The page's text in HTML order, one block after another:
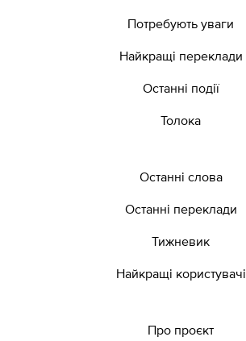
Потребують уваги
Найкращі переклади
Останні події
Толока
Останні слова
Останні переклади
Тижневик
Найкращі користувачі
Про проєкт